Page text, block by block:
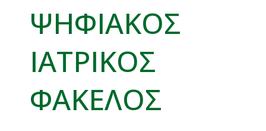
ΨΗΦΙΑΚΟΣ
ΙΑΤΡΙΚΟΣ
ΦΑΚΕΛΟΣ